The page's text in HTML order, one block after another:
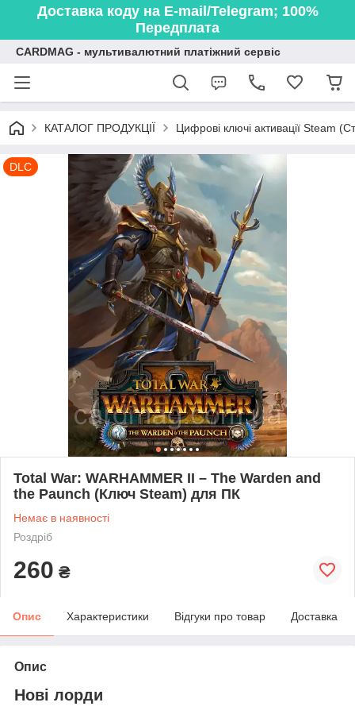
Доставка коду на E-mail/Telegram; 100%
Передплата
CARDMAG - мультивалютний платіжний сервіс
КАТАЛОГ ПРОДУКЦІЇ Цифрові ключі активації Steam
DLC
Total War: WARHAMMER II – The Warden and
the Paunch (Ключ Steam) для ПК
Немає в наявності
Роздріб
260 ₴
Опис Характеристики Відгуки про товар Доставка
Опис
Нові лорди